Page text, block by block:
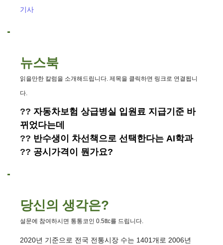
기사
뉴스북
읽을만한 칼럼을 소개해드립니다. 제목을 클릭하면 링크로 연결됩니
다.
?? 자동차보험 상급병실 입원료 지급기준 바
뀌었다는데
?? 반수생이 차선책으로 선택한다는 AI학과
?? 공시가격이 뭔가요?
당신의 생각은?
설문에 참여하시면 통통코인 0.5ttc를 드립니다.
2020년 기준으로 전국 전통시장 수는 1401개로 2006년